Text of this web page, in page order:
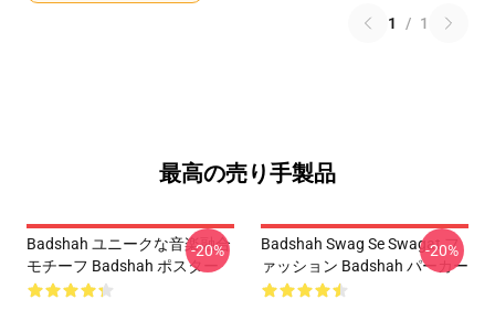
1 / 1
最高の売り手製品
Badshah ユニークな音楽融合
モチーフ Badshah ポスター
-20%
Badshah Swag Se Swagat フ
ァッション Badshah パーカー
-20%